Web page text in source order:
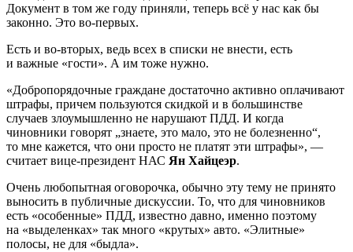
Документ в том же году приняли, теперь всё у нас как бы
законно. Это во-первых.
Есть и во-вторых, ведь всех в списки не внести, есть
и важные «гости». А им тоже нужно.
«Добропорядочные граждане достаточно активно оплачивают
штрафы, причем пользуются скидкой и в большинстве
случаев злоумышленно не нарушают ПДД. И когда
чиновники говорят „знаете, это мало, это не болезненно“,
то мне кажется, что они просто не платят эти штрафы», —
считает вице-президент НАС Ян Хайцеэр.
Очень любопытная оговорочка, обычно эту тему не принято
выносить в публичные дискуссии. То, что для чиновников
есть «особенные» ПДД, известно давно, именно поэтому
на «выделенках» так много «крутых» авто. «Элитные»
полосы, не для «быдла».